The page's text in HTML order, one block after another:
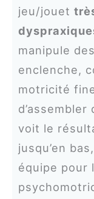
jeu/jouet
manipule
enclenche,
motricité
voit le
jusqu’en
équipe pour